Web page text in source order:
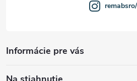
Informácie pre vás
remabsro/